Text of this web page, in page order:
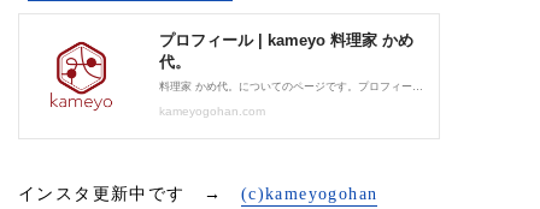
インスタ更新中です → (c)kameyogohan